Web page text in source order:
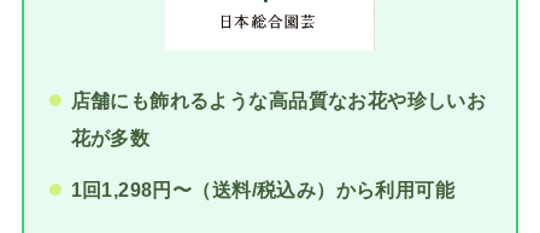
店舗にも飾れるような高品質なお花や珍しいお
花が多数
1回1,298円〜（送料/税込み）から利用可能